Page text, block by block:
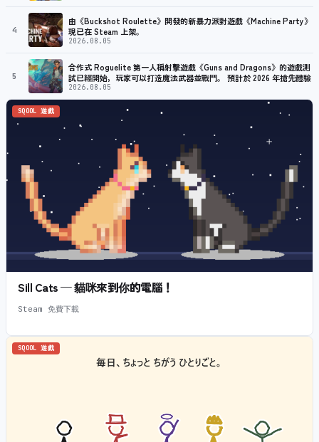
4
由《Buckshot Roulette》開發的新暴力派對遊戲《Machine Party》
現已在 Steam 上架。
2026.08.05
5
合作式 Roguelite 第一人稱射擊遊戲《Guns and Dragons》的遊戲測
試已經開始，玩家可以打造魔法武器並戰鬥。 預計於 2026 年搶先體驗
2026.08.05
SQOOL 遊戲
Sill Cats — 貓咪來到你的電腦！
Steam 免費下載
SQOOL 遊戲